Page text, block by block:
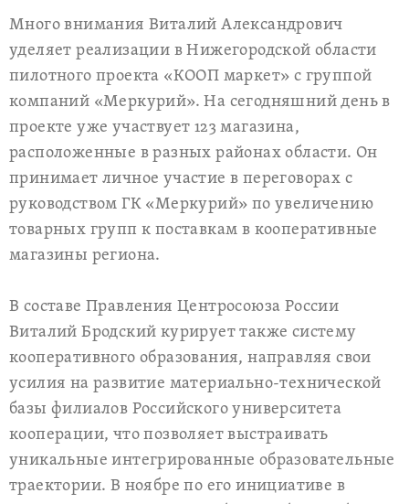
Много внимания Виталий Александрович
уделяет реализации в Нижегородской области
пилотного проекта «КООП маркет» с группой
компаний «Меркурий». На сегодняшний день в
проекте уже участвует 123 магазина,
расположенные в разных районах области. Он
принимает личное участие в переговорах с
руководством ГК «Меркурий» по увеличению
товарных групп к поставкам в кооперативные
магазины региона.
В составе Правления Центросоюза России
Виталий Бродский курирует также систему
кооперативного образования, направляя свои
усилия на развитие материально-технической
базы филиалов Российского университета
кооперации, что позволяет выстраивать
уникальные интегрированные образовательные
траектории. В ноябре по его инициативе в